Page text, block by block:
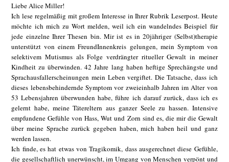
Liebe Alice Miller!
Ich lese regelmäßig mit großem Interesse in Ihrer Rubrik Leserpost. Heute
möchte ich mich zu Wort melden, weil ich ein wandelndes Beispiel für
jede einzelne Ihrer Thesen bin. Mir ist es in 20jähriger (Selbst)therapie
unterstützt von einem FreundInnenkreis gelungen, mein Symptom von
selektivem Mutismus als Folge verdrängter ritueller Gewalt in meiner
Kindheit zu überwinden. 42 Jahre lang haben heftige Sprechängste und
Sprachausfallerscheinungen mein Leben vergiftet. Die Tatsache, dass ich
dieses lebensbehindernde Symptom vor zweieinhalb Jahren im Alter von
53 Lebensjahren überwunden habe, führe ich darauf zurück, dass ich es
gelernt habe, meine Tätereltern aus ganzer Seele zu hassen. Intensive
empfundene Gefühle von Hass, Wut und Zorn sind es, die mir die Gewalt
über meine Sprache zurück gegeben haben, mich haben heil und ganz
werden lassen.
Ich finde, es hat etwas von Tragikomik, dass ausgerechnet diese Gefühle,
die gesellschaftlich unerwünscht, im Umgang von Menschen verpönt und